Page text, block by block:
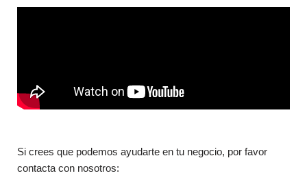
Si crees que podemos ayudarte en tu negocio, por favor
contacta con nosotros: